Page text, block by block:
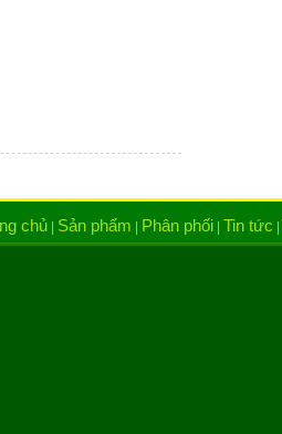
chủ Sản phẩm Phân phối Tin tức